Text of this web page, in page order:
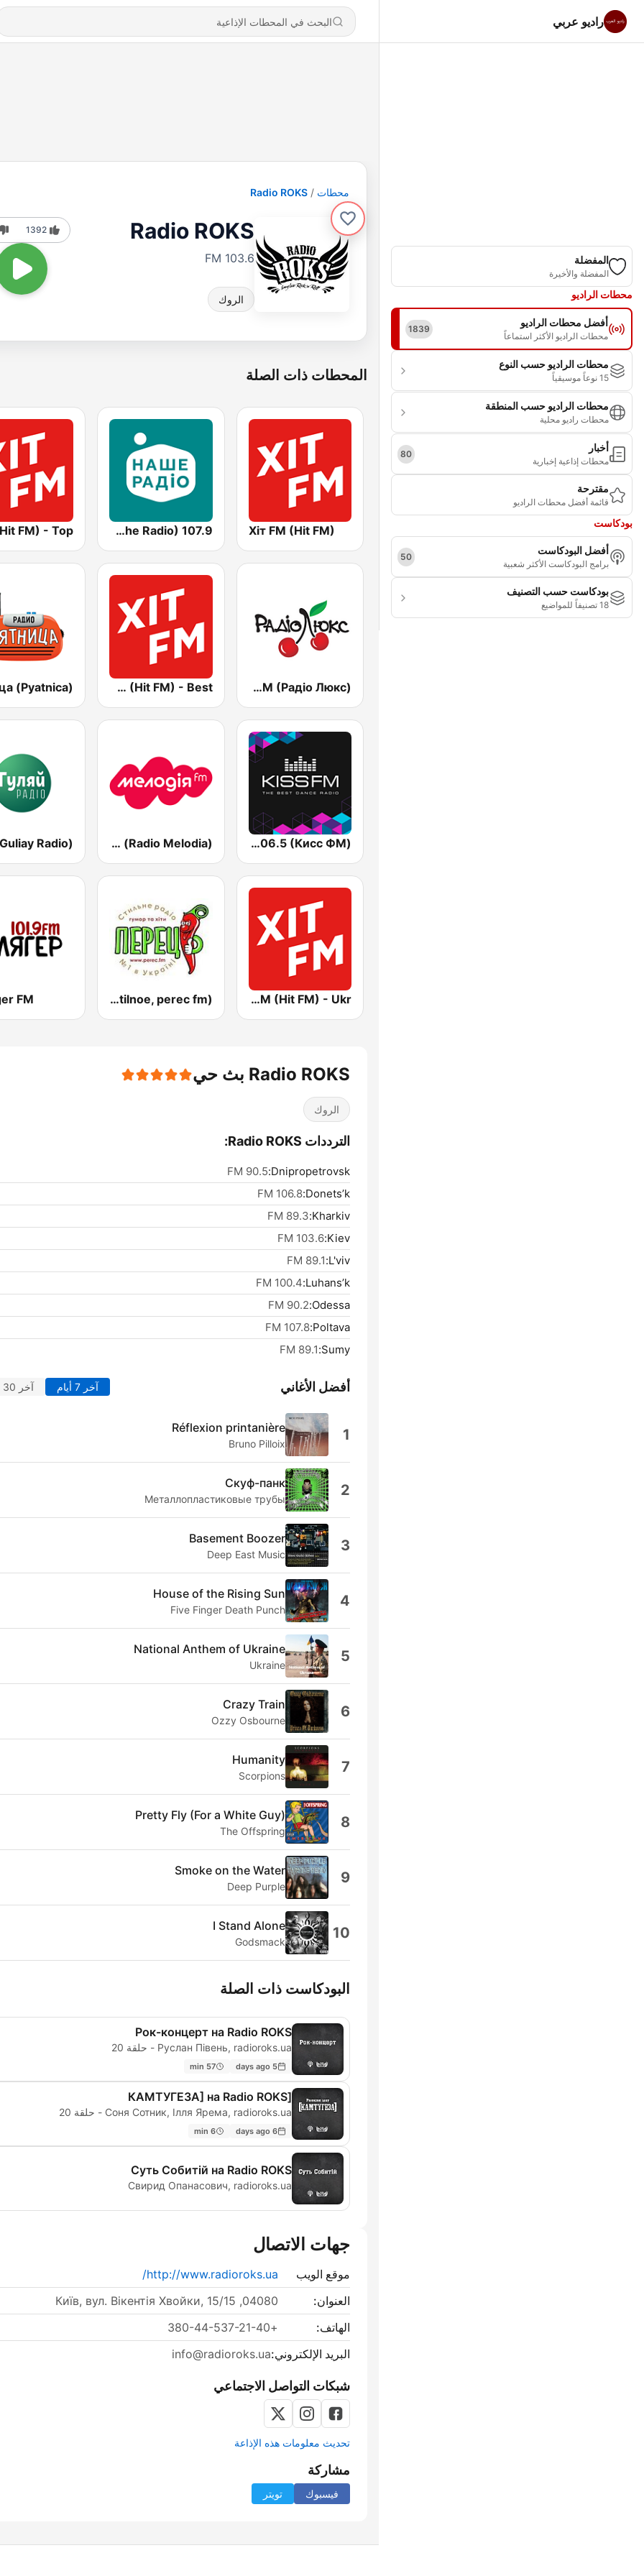
راديو عربي
المفضلة
المفضلة والأخيرة
محطات الراديو
أفضل محطات الراديو
محطات الراديو الأكثر استماعاً
1839
محطات الراديو حسب النوع
15 نوعاً موسيقياً
محطات الراديو حسب المنطقة
محطات راديو محلية
أخبار
محطات إذاعية إخبارية
80
مقترحة
قائمة أفضل محطات الراديو
بودكاست
أفضل البودكاست
برامج البودكاست الأكثر شعبية
50
بودكاست حسب التصنيف
18 تصنيفاً للمواضيع
محطات Radio ROKS
Radio ROKS
103.6 FM
الروك
1392
المحطات ذات الصلة
Хіт FM (Hit FM)
Наше Радио (Nashe Radio) 107.9
Lux FM (Pадіо Люкс)
Хіт FM (Hit FM) - Best
Kiss FM 106.5 (Кисc ФМ)
Радио Мелодия (Radio Melodia)
Хіт FM (Hit FM) - Ukr
Стильное Радио - Перец ФМ (Stilnoe, perec fm)
FM
Radio ROKS بث حي
الروك
الترددات Radio ROKS:
Dnipropetrovsk:
90.5 FM
Donets’k:
106.8 FM
Kharkiv:
89.3 FM
Kiev:
103.6 FM
L'viv:
89.1 FM
Luhans’k:
100.4 FM
Odessa:
90.2 FM
Poltava:
107.8 FM
Sumy:
89.1 FM
أفضل الأغاني آخر 7 أيام آخر 30 يوماً
1
Réflexion printanière
Bruno Pilloix
2
Скуф-панк
Металлопластиковые трубы
3
Basement Boozer
Deep East Music
4
House of the Rising Sun
Five Finger Death Punch
5
National Anthem of Ukraine
Ukraine
6
Crazy Train
Ozzy Osbourne
7
Humanity
Scorpions
8
Pretty Fly (For a White Guy)
The Offspring
9
Smoke on the Water
Deep Purple
10
I Stand Alone
Godsmack
البودكاست ذات الصلة
Рок-концерт на Radio ROKS
Руслан Півень, radioroks.ua - حلقة 20
5 days ago
57 min
[КАМТУГЕЗА] на Radio ROKS
Соня Сотник, Ілля Ярема, radioroks.ua - حلقة 20
6 days ago
6 min
Суть Собитій на Radio ROKS
Свирид Опанасович, radioroks.ua
جهات الاتصال
موقع الويب
http://www.radioroks.ua/
العنوان:
04080, Київ, вул. Вікентія Хвойки, 15/15
الهاتف:
+380-44-537-21-40
البريد الإلكتروني:info@radioroks.ua
شبكات التواصل الاجتماعي
تحديث معلومات هذه الإذاعة
مشاركة
فيسبوك تويتر